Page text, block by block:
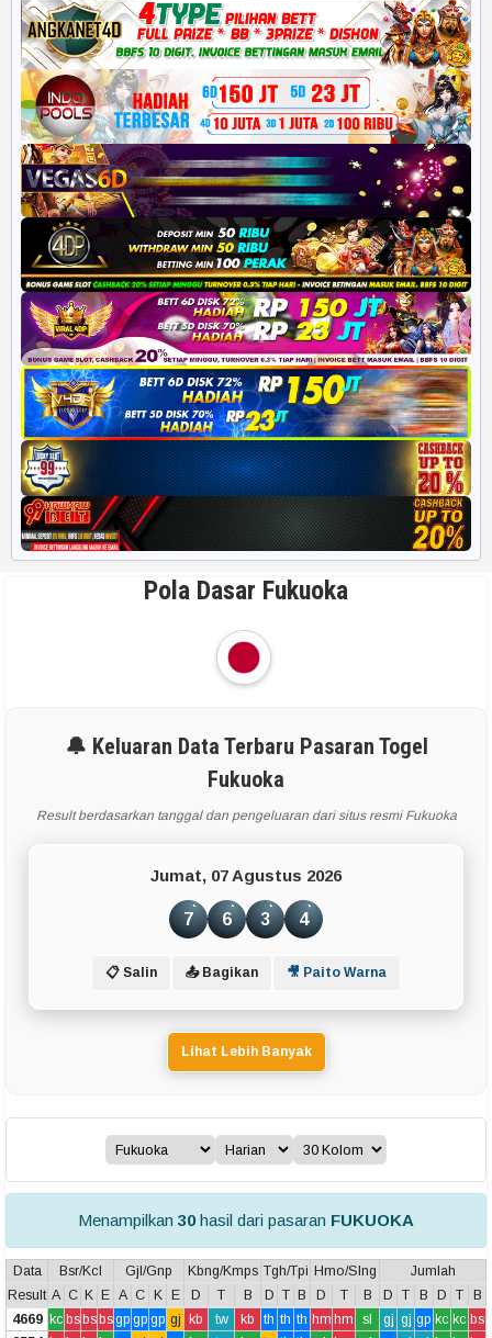
Pola Dasar Fukuoka
🔔 Keluaran Data Terbaru Pasaran Togel
Fukuoka
Result berdasarkan tanggal dan pengeluaran dari situs resmi Fukuoka
Jumat, 07 Agustus 2026
7 6 3 4
📋 Salin 📤 Bagikan 🎥 Paito Warna
Lihat Lebih Banyak
Menampilkan 30hasil dari pasaran FUKUOKA
Data Bsr/Kcl Gjl/Gnp Kbng/Kmps Tgh/Tpi Hmo/Slng
Jumlah
Result A C K E A C K E D T B D T B D T B D T B D T
B
4669 kc bsbsbsgp gp gp gj kb tw kb th th th hm hm sl gj gj gp kc kc bs